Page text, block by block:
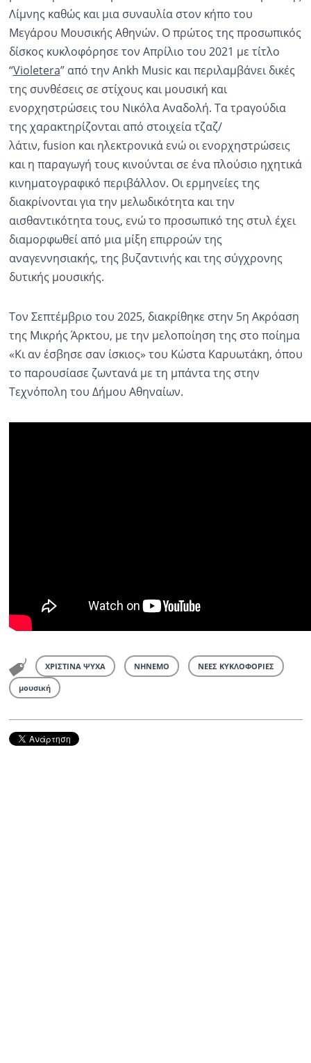
Λίμνης καθώς και μια συναυλία στον κήπο του
Μεγάρου Μουσικής Αθηνών. Ο πρώτος της προσωπικός
δίσκος κυκλοφόρησε τον Απρίλιο του 2021 με τίτλο
“Violetera” από την Ankh Music και περιλαμβάνει δικές
της συνθέσεις σε στίχους και μουσική και
ενορχηστρώσεις του Νικόλα Αναδολή. Τα τραγούδια
της χαρακτηρίζονται από στοιχεία τζαζ/
λάτιν, fusion και ηλεκτρονικά ενώ οι ενορχηστρώσεις
και η παραγωγή τους κινούνται σε ένα πλούσιο ηχητικά
κινηματογραφικό περιβάλλον. Οι ερμηνείες της
διακρίνονται για την μελωδικότητα και την
αισθαντικότητα τους, ενώ το προσωπικό της στυλ έχει
διαμορφωθεί από μια μίξη επιρροών της
αναγεννησιακής, της βυζαντινής και της σύγχρονης
δυτικής μουσικής.
Τον Σεπτέμβριο του 2025, διακρίθηκε στην 5η Ακρόαση
της Μικρής Άρκτου, με την μελοποίηση της στο ποίημα
«Κι αν έσβησε σαν ίσκιος» του Κώστα Καρυωτάκη, όπου
το παρουσίασε ζωντανά με τη μπάντα της στην
Τεχνόπολη του Δήμου Αθηναίων.
ΧΡΙΣΤΙΝΑ ΨΥΧΑ ΝΗΝΕΜΟ ΝΕΕΣ ΚΥΚΛΟΦΟΡΙΕΣ
μουσική